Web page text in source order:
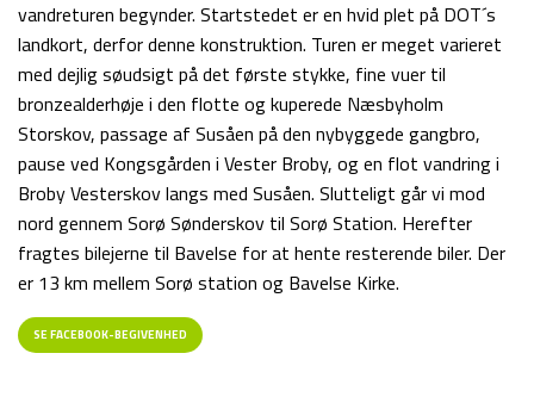
vandreturen begynder. Startstedet er en hvid plet på DOT´s
landkort, derfor denne konstruktion. Turen er meget varieret
med dejlig søudsigt på det første stykke, fine vuer til
bronzealderhøje i den flotte og kuperede Næsbyholm
Storskov, passage af Susåen på den nybyggede gangbro,
pause ved Kongsgården i Vester Broby, og en flot vandring i
Broby Vesterskov langs med Susåen. Slutteligt går vi mod
nord gennem Sorø Sønderskov til Sorø Station. Herefter
fragtes bilejerne til Bavelse for at hente resterende biler. Der
er 13 km mellem Sorø station og Bavelse Kirke.
SE FACEBOOK-BEGIVENHED